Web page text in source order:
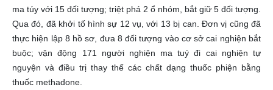
ma túy với 15 đối tượng; triệt phá 2 ổ nhóm, bắt giữ 5 đối tượng.
Qua đó, đã khởi tố hình sự 12 vụ, với 13 bị can. Đơn vị cũng đã
thực hiện lập 8 hồ sơ, đưa 8 đối tượng vào cơ sở cai nghiện bắt
buộc; vận động 171 người nghiện ma tuý đi cai nghiện tự
nguyện và điều trị thay thế các chất dạng thuốc phiện bằng
thuốc methadone.